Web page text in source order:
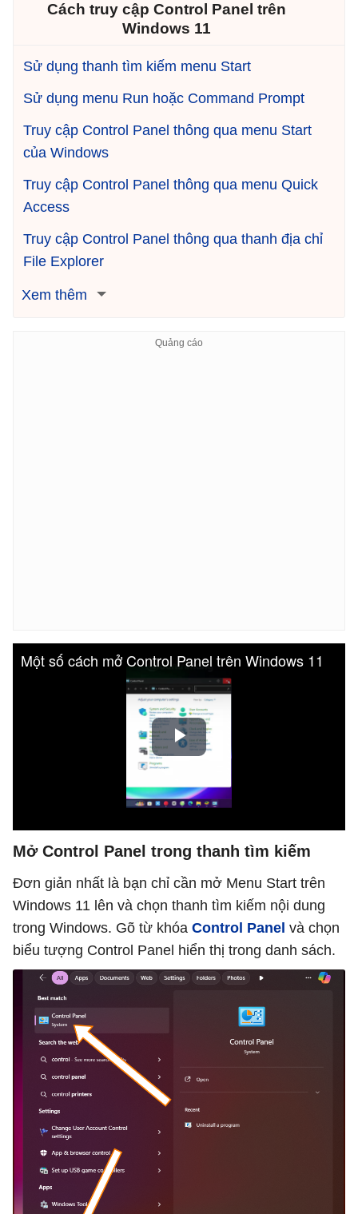
Cách truy cập Control Panel trên
Windows 11
Sử dụng thanh tìm kiếm menu Start
Sử dụng menu Run hoặc Command Prompt
Truy cập Control Panel thông qua menu Start
của Windows
Truy cập Control Panel thông qua menu Quick
Access
Truy cập Control Panel thông qua thanh địa chỉ
File Explorer
Xem thêm
Mở Control Panel trong thanh tìm kiếm
Đơn giản nhất là bạn chỉ cần mở Menu Start trên
Windows 11 lên và chọn thanh tìm kiếm nội dung
trong Windows. Gõ từ khóa Control Panel và chọn
biểu tượng Control Panel hiển thị trong danh sách.